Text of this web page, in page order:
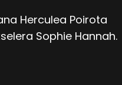
Herculea Poirota
Sophie Hannah.